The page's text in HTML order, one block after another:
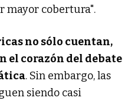
mayor cobertura".
no sólo cuentan,
el corazón del debate
. Sin embargo, las
siendo casi